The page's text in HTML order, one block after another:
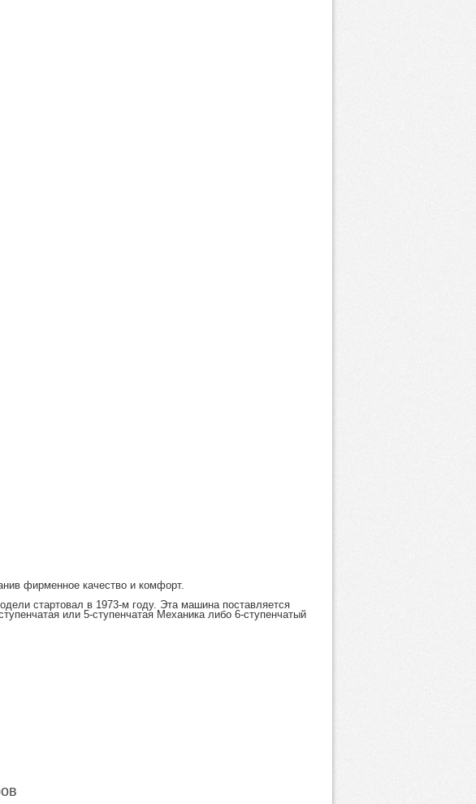
фирменное качество и комфорт.
стартовал в 1973-м году. Эта машина поставляется
или 5-ступенчатая Механика либо 6-ступенчатый